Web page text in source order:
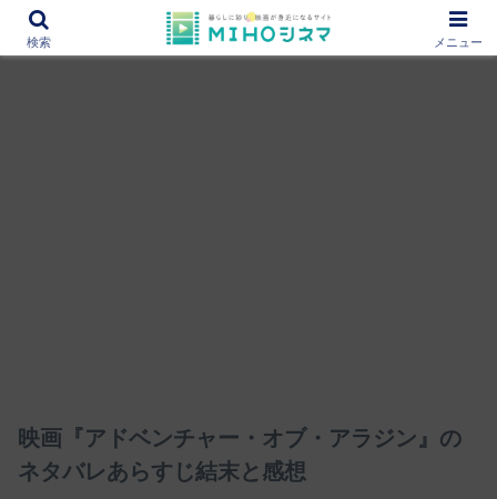
12000作品を紹介！あなたの映画図書館『MIHOシネマ』
映画『アドベンチャー・オブ・アラジン』の
ネタバレあらすじ結末と感想
検索 メニュー